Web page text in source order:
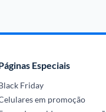
Especiais
Friday
em promoção